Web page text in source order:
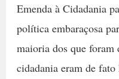
Emenda à Cidadania
política embaraçosa
maioria dos que foram
cidadania eram de